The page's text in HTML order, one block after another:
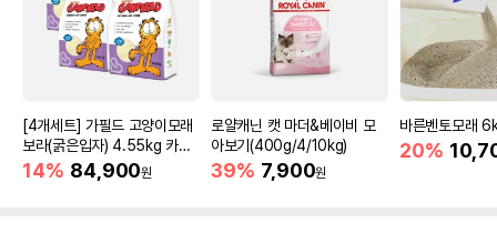
[4개세트] 가필드 고양이모래
보라(굵은입자) 4.55kg 카사
바모래
14% 84,900원
로얄캐닌 캣 마더&베이비 모
아보기(400g/4/10kg)
39% 7,900원
바른벤토모래
20%